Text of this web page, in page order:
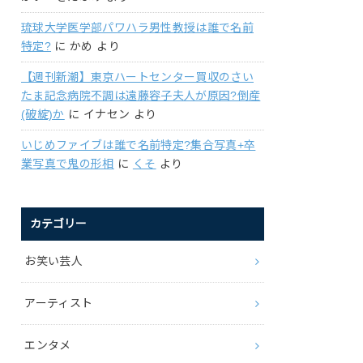
琉球大学医学部パワハラ男性教授は誰で名前
特定? にかめ より
【週刊新潮】東京ハートセンター買収のさい
たま記念病院不調は遠藤容子夫人が原因?倒産
(破綻)か に イナセン より
いじめファイブは誰で名前特定?集合写真+卒
業写真で鬼の形相 に くそ より
カテゴリー
お笑い芸人
アーティスト
エンタメ